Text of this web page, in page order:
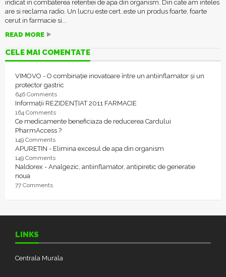
indicat in combaterea retentiei de apa din organism. Din cate am inteles
are si reclama radio. Un lucru este cert..este un produs foarte, foarte
cerut in farmacie si...
READ MORE
CELE MAI COMENTATE
VIMOVO - O combinație inovatoare între un antiinflamator și un
protector gastric
646 Comments
Informații REZIDENȚIAT 2011 FARMACIE
164 Comments
Ce medicamente beneficiaza de reducerea Cardului
PharmAccess ?
149 Comments
APURETIN - Elimina excesul de apa din organism
149 Comments
Naldorex - Analgezic, antiinflamator, antipiretic de generatie
noua
77 Comments
LINKS
Centrala Murala